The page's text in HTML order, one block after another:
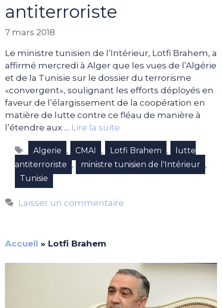
antiterroriste
7 mars 2018
Le ministre tunisien de l’Intérieur, Lotfi Brahem, a
affirmé mercredi à Alger que les vues de l’Algérie
et de la Tunisie sur le dossier du terrorisme
«convergent», soulignant les efforts déployés en
faveur de l’élargissement de la coopération en
matière de lutte contre ce fléau de manière à
l’étendre aux … Lire la suite
Étiquettes
Algerie , CMAI , Lotfi Brahem ,
lutte
antiterroriste
, ministre tunisien de l'Intérieur ,
Tunisie
Laisser un commentaire
Accueil » Lotfi Brahem